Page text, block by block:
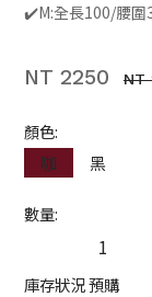
✔️M:全長100/腰圍
NT 2250 NT
顏色:
咖
黑
數量:
庫存狀況 預購